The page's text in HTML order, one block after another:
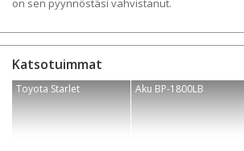
on sen pyynnöstäsi vahvistanut.
Katsotuimmat
Toyota Starlet Aku BP-1800LB